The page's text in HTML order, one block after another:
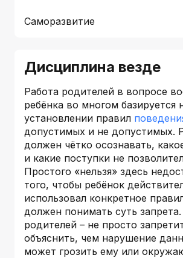
Саморазвитие
Дисциплина везде
Работа родителей в вопросе
ребёнка во многом базируется
установлении правил
допустимых и не допустимых.
должен чётко осознавать,
и какие поступки не
Простого «нельзя» здесь
того, чтобы ребёнок
использовал конкретное
должен понимать суть
родителей – не просто
объяснить, чем нарушение
может грозить ему или